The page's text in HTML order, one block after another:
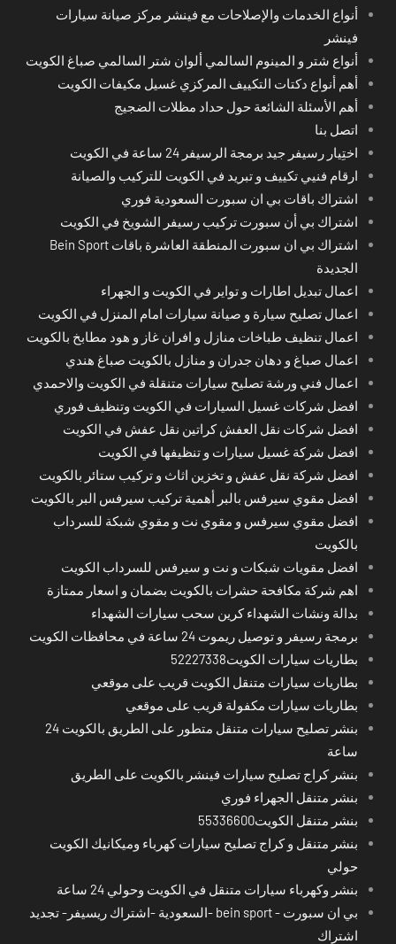
أنواع الخدمات والإصلاحات مع فينشر مركز صيانة سيارات
فينشر
أنواع شتر و المينوم السالمي ألوان شتر السالمي صباغ الكويت
أهم أنواع دكتات التكييف المركزي غسيل مكيفات الكويت
أهم الأسئلة الشائعة حول حداد مظلات الضجيج
اتصل بنا
اختِيار رسيفر جيد برمجة الرسيفر 24 ساعة في الكويت
ارقام فنيي تكييف و تبريد في الكويت للتركيب والصيانة
اشتراك باقات بي ان سبورت السعودية فوري
اشتراك بي أن سبورت تركيب رسيفر الشويخ في الكويت
اشتراك بي ان سبورت المنطقة العاشرة باقات Bein Sport
الجديدة
اعمال تبديل اطارات و تواير في الكويت و الجهراء
اعمال تصليح سيارة و صيانة سيارات امام المنزل في الكويت
اعمال تنظيف طباخات منازل و افران غاز و هود مطابخ بالكويت
اعمال صباغ و دهان جدران و منازل بالكويت صباغ هندي
اعمال فني ورشة تصليح سيارات متنقلة في الكويت والاحمدي
افضل شركات غسيل السيارات في الكويت وتنظيف فوري
افضل شركات نقل العفش كراتين نقل عفش في الكويت
افضل شركة غسيل سيارات و تنظيفها في الكويت
افضل شركة نقل عفش و تخزين اثاث و تركيب ستائر بالكويت
افضل مقوي سيرفس بالبر أهمية تركيب سيرفس البر بالكويت
افضل مقوي سيرفس و مقوي نت و مقوي شبكة للسرداب
بالكويت
افضل مقويات شبكات و نت و سيرفس للسرداب الكويت
اهم شركة مكافحة حشرات بالكويت بضمان و اسعار ممتازة
بدالة ونشات الشهداء كرين سحب سيارات الشهداء
برمجة رسيفر و توصيل ريموت 24 ساعة في محافظات الكويت
بطاريات سيارات الكويت52227338
بطاريات سيارات متنقل الكويت قريب على موقعي
بطاريات سيارات مكفولة قريب على موقعي
بنشر تصليح سيارات متنقل متطور على الطريق بالكويت 24
ساعة
بنشر كراج تصليح سيارات فينشر بالكويت على الطريق
بنشر متنقل الجهراء فوري
بنشر متنقل الكويت55336600
بنشر متنقل و كراج تصليح سيارات كهرباء وميكانيك الكويت
حولي
بنشر وكهرباء سيارات متنقل في الكويت وحولي 24 ساعة
بي ان سبورت - bein sport -السعودية -اشتراك ريسيفر- تجديد
اشتراك